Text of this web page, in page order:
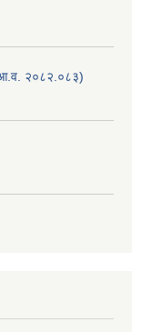
(आ.व. २०८२.०८३)